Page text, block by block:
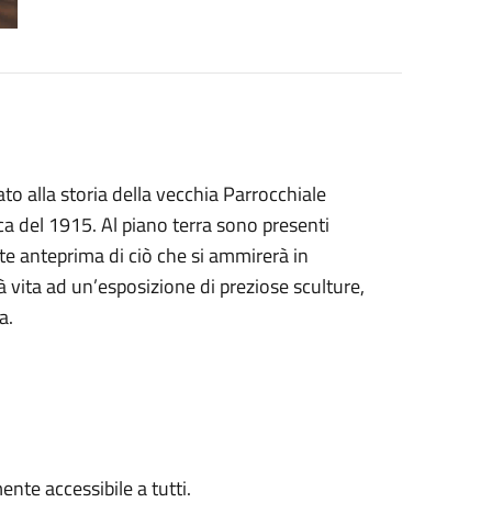
alla storia della vecchia Parrocchiale
del 1915. Al piano terra sono presenti
anteprima di ciò che si ammirerà in
ad un’esposizione di preziose sculture,
accessibile a tutti.